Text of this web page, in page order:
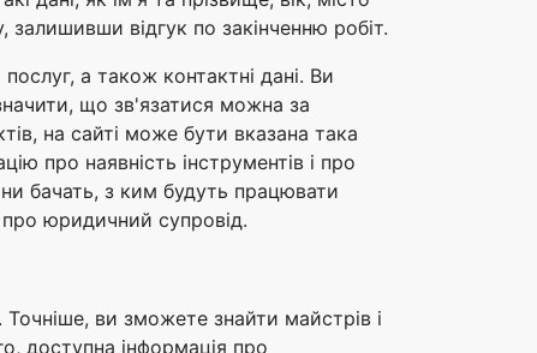
відгук по закінченню робіт.
а також контактні дані. Ви
що зв'язатися можна за
на сайті може бути вказана така
про наявність інструментів і про
бачать, з ким будуть працювати
про юридичний супровід.
ви зможете знайти майстрів і
доступна інформація про